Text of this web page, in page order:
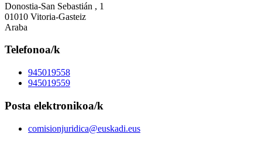
Donostia-San Sebastián , 1
01010 Vitoria-Gasteiz
Araba
Telefonoa/k
945019558
945019559
Posta elektronikoa/k
comisionjuridica@euskadi.eus